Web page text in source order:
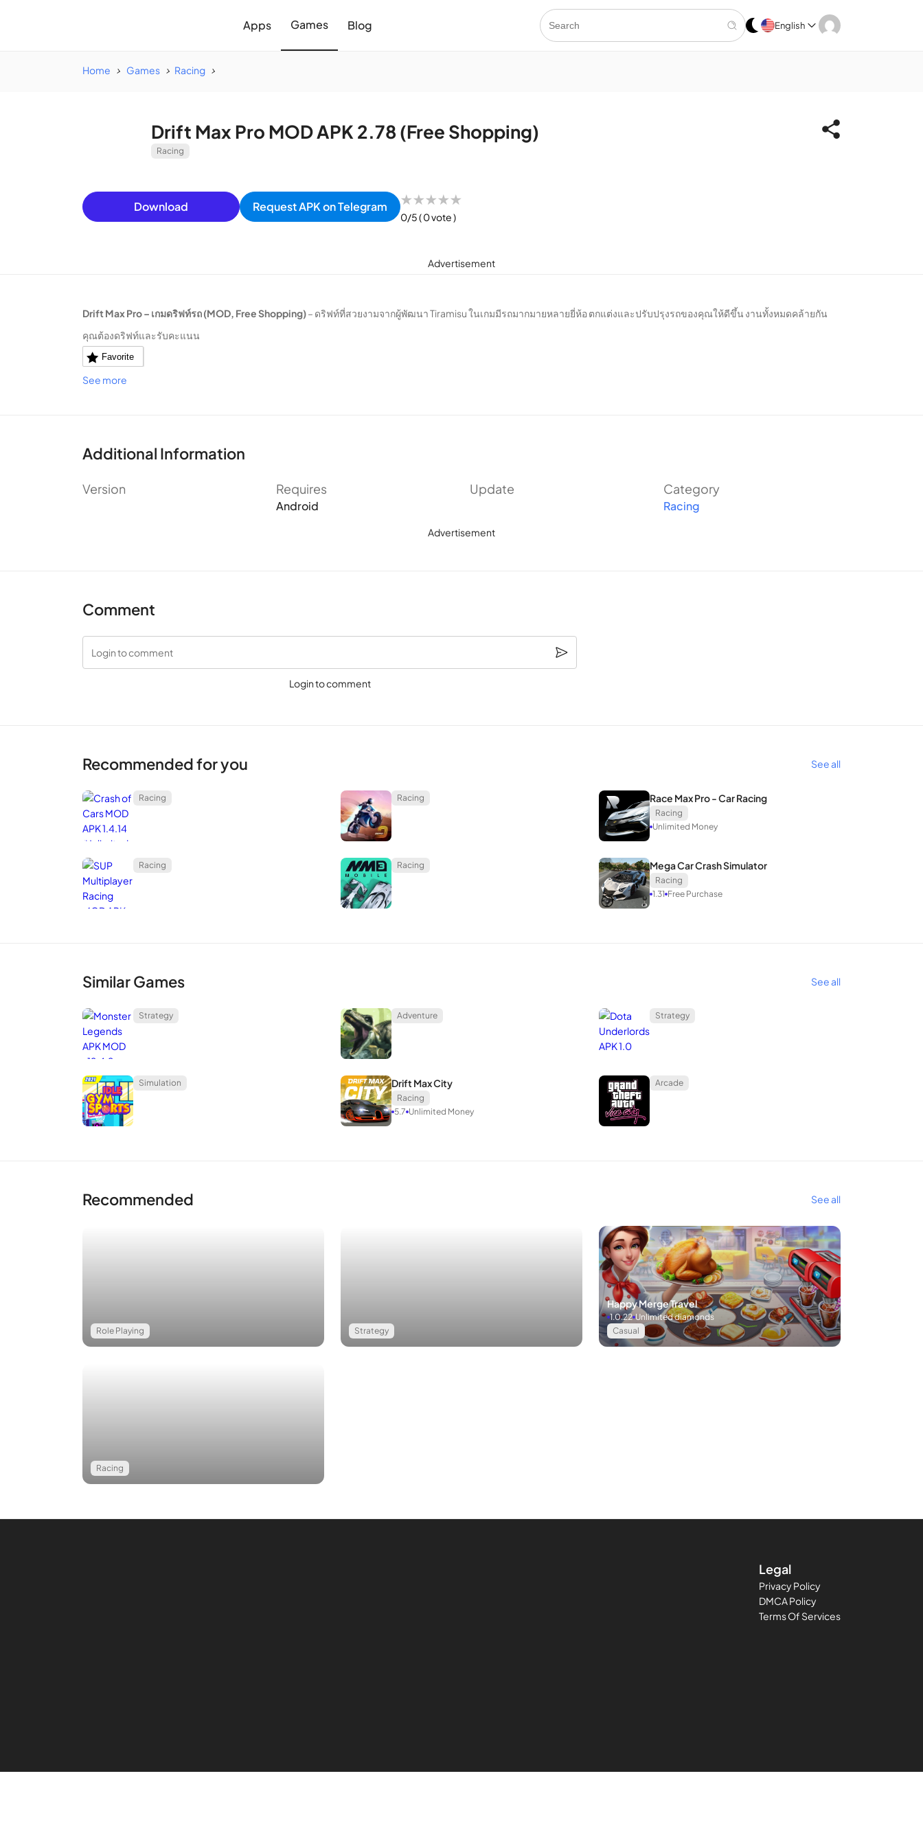
Apps Games Blog English
Home Games Racing
Drift Max Pro MOD APK 2.78 (Free Shopping)
Racing
Download Request APK on Telegram ★★★★★
0/5( 0 vote )
Advertisement
Drift Max Pro – เกมดริฟท์รถ (MOD, Free Shopping)– ดริฟท์ที่สวยงามจากผู้พัฒนา Tiramisu ในเกมมีรถมากมายหลายยี่ห้อ ตกแต่งและปรับปรุงรถของคุณให้ดีขึ้น งานทั้งหมดคล้ายกัน
คุณต้องดริฟท์และรับคะแนน
Favorite
See more
Additional Information
Version Requires
Android
Update Category
Racing
Advertisement
Comment
Login to comment
Login to comment
Recommended for you See all
Racing Racing Race Max Pro - Car Racing
Racing
Unlimited Money
Racing Racing Mega Car Crash Simulator
Racing
1.31 Free Purchase
Similar Games See all
Strategy Adventure Strategy
Simulation Drift Max City
Racing
5.7 Unlimited Money
Arcade
Recommended See all
Role Playing Strategy
Happy Merge Travel
Casual
1.0.22 Unlimited diamonds
Racing
Legal
Privacy Policy
DMCA Policy
Terms Of Services